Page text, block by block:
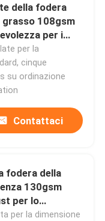
della fodera
grasso 108gsm
per i
per la
cinque
su ordinazione
Contattaci
fodera della
130gsm
per lo
regalo
per la dimensione